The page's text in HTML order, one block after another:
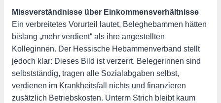
Missverständnisse über Einkommensverhältnisse
Ein verbreitetes Vorurteil lautet, Beleghebammen hätten
bislang „mehr verdient“ als ihre angestellten
Kolleginnen. Der Hessische Hebammenverband stellt
jedoch klar: Dieses Bild ist verzerrt. Belegerinnen sind
selbstständig, tragen alle Sozialabgaben selbst,
verdienen im Krankheitsfall nichts und finanzieren
zusätzlich Betriebskosten. Unterm Strich bleibt kaum